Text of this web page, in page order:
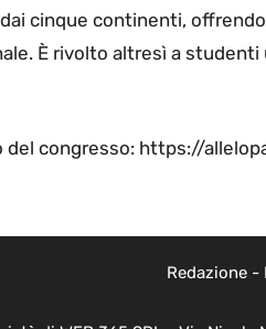
cinque continenti,
È rivolto altresì a
congresso: https://
Redazione-